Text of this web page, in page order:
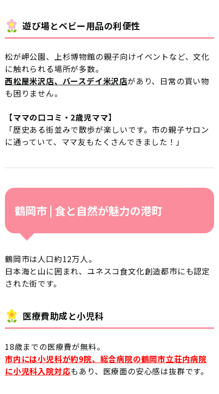
遊び場とベビー用品の利便性
松が岬公園、上杉博物館の親子向けイベントなど、文化
に触れられる場所が多数。
西松屋米沢店、バースデイ米沢店があり、日常の買い物
も困りません。
【ママの口コミ・2歳児ママ】
「歴史ある街並みで散歩が楽しいです。市の親子サロン
に通っていて、ママ友もたくさんできました！」
鶴岡市 | 食と自然が魅力の港町
鶴岡市は人口約12万人。
日本海と山に囲まれ、ユネスコ食文化創造都市にも認定
された街です。
医療費助成と小児科
18歳までの医療費が無料。
市内には小児科が約9院、総合病院の鶴岡市立荘内病院
に小児科入院対応もあり、医療面の安心感は抜群です。